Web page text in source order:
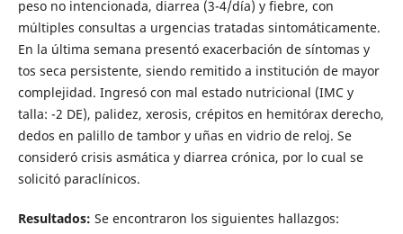
peso no intencionada, diarrea (3-4/día) y fiebre, con
múltiples consultas a urgencias tratadas sintomáticamente.
En la última semana presentó exacerbación de síntomas y
tos seca persistente, siendo remitido a institución de mayor
complejidad. Ingresó con mal estado nutricional (IMC y
talla: -2 DE), palidez, xerosis, crépitos en hemitórax derecho,
dedos en palillo de tambor y uñas en vidrio de reloj. Se
consideró crisis asmática y diarrea crónica, por lo cual se
solicitó paraclínicos.
Resultados: Se encontraron los siguientes hallazgos: